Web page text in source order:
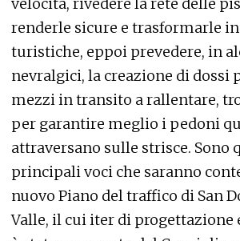
renderle sicure e trasformarle
turistiche, eppoi prevedere, in
nevralgici, la creazione di dossi
mezzi in transito a rallentare,
per garantire meglio i pedoni
attraversano sulle strisce. Sono
principali voci che saranno
nuovo Piano del traffico di San
Valle, il cui iter di progettazione